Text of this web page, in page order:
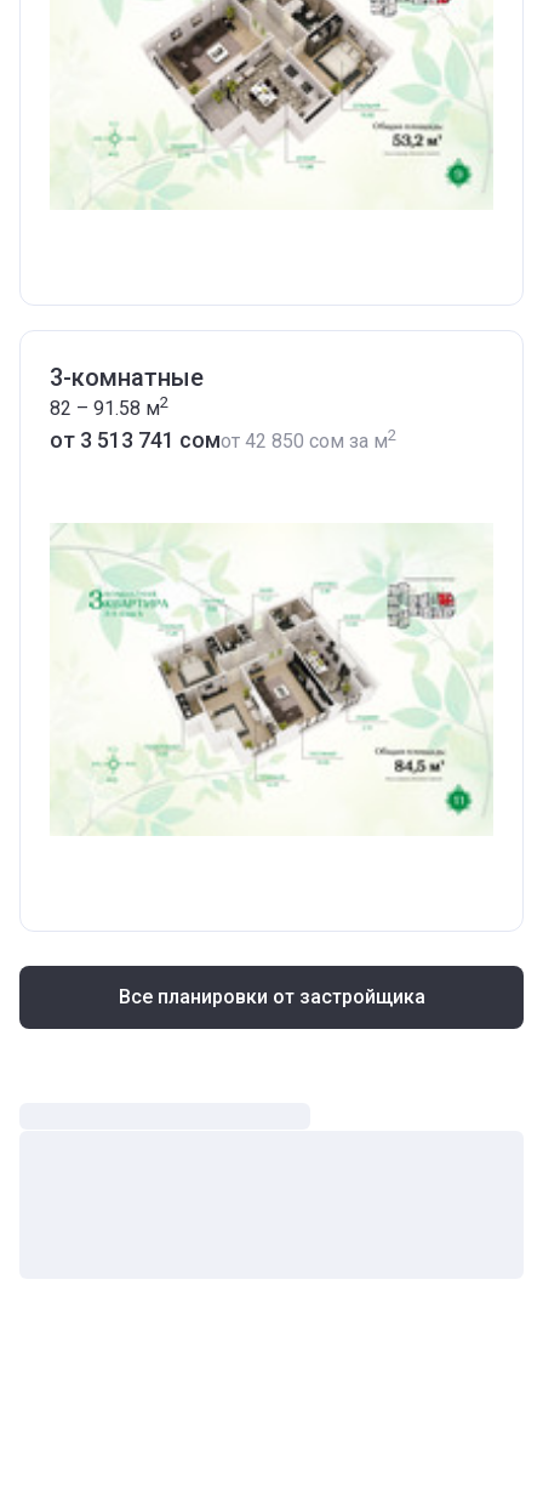
3-комнатные
82 – 91.58 м2
от ‍3 513 741 сомот ‍42 850 сом за м2
Все планировки от застройщика